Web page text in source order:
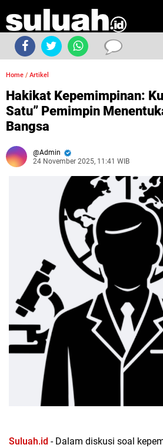
Home / Artikel
Hakikat Kepemimpinan:
Satu” Pemimpin
Bangsa
Admin
24 November 2025, 11:41 WIB
Suluah.id - Dalam diskusi soal